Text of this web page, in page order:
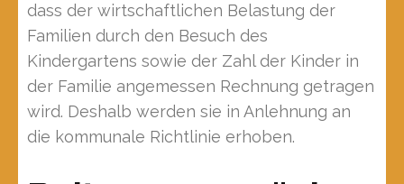
dass der wirtschaftlichen Belastung der
Familien durch den Besuch des
Kindergartens sowie der Zahl der Kinder in
der Familie angemessen Rechnung getragen
wird. Deshalb werden sie in Anlehnung an
die kommunale Richtlinie erhoben.